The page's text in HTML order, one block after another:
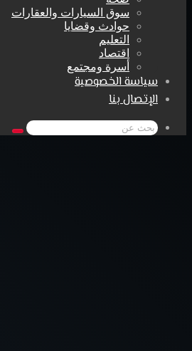
سوق السيارات والعقارات
حوادث وقضايا
التعليم
اقتصاد
أسرة ومجتمع
سياسة الخصوصية
الإتصال بنا
بحث